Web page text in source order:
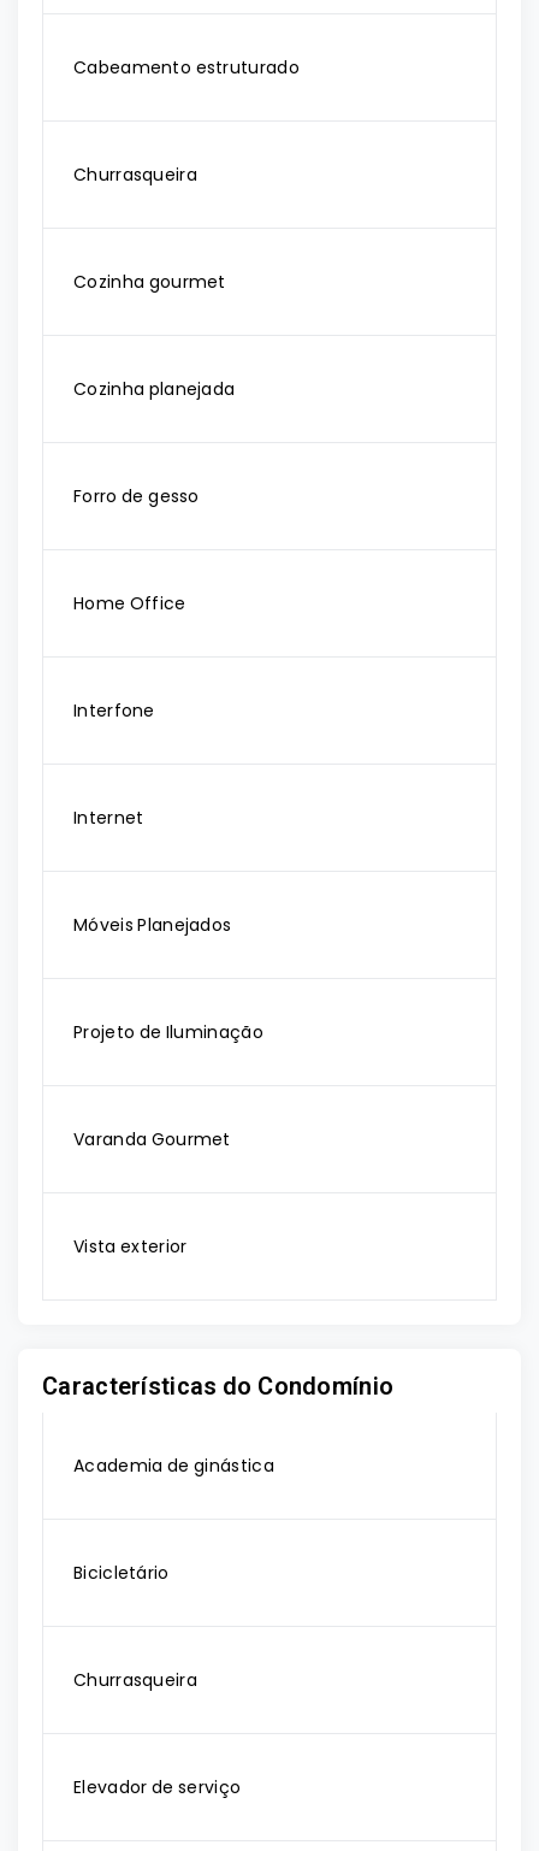
Cabeamento estruturado
Churrasqueira
Cozinha gourmet
Cozinha planejada
Forro de gesso
Home Office
Interfone
Internet
Móveis Planejados
Projeto de Iluminação
Varanda Gourmet
Vista exterior
Características do Condomínio
Academia de ginástica
Bicicletário
Churrasqueira
Elevador de serviço